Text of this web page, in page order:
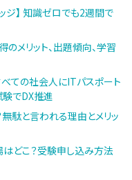
ジ】 知識ゼロでも2週間で
メリット、出題傾向、学習
べての社会人にITパスポート
験でDX推進
駄と言われる理由とメリッ
どこ？受験申し込み方法